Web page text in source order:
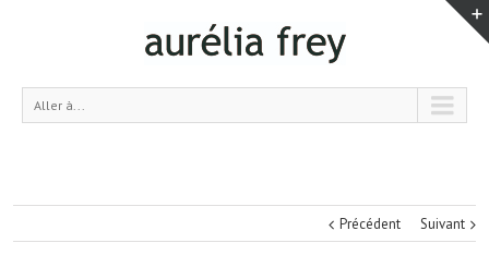
Aller à...
Précédent Suivant